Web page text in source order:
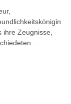
ihre Zeugnisse,